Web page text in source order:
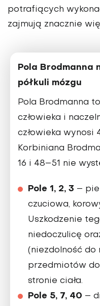
potrafiących
zajmują znacznie
Pola Brodmanna
półkuli mózgu
Pola Brodmanna
człowieka i
człowieka wynosi
Korbiniana
16 i 48–51 nie
Pole 1, 2, 3 –
czuciowa,
Uszkodzenie
niedoczulicę
(niezdolność do
przedmiotów
stronie ciała.
Pole 5, 7, 40 –